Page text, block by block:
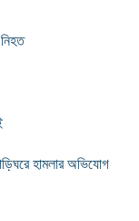
হামলার অভিযোগ